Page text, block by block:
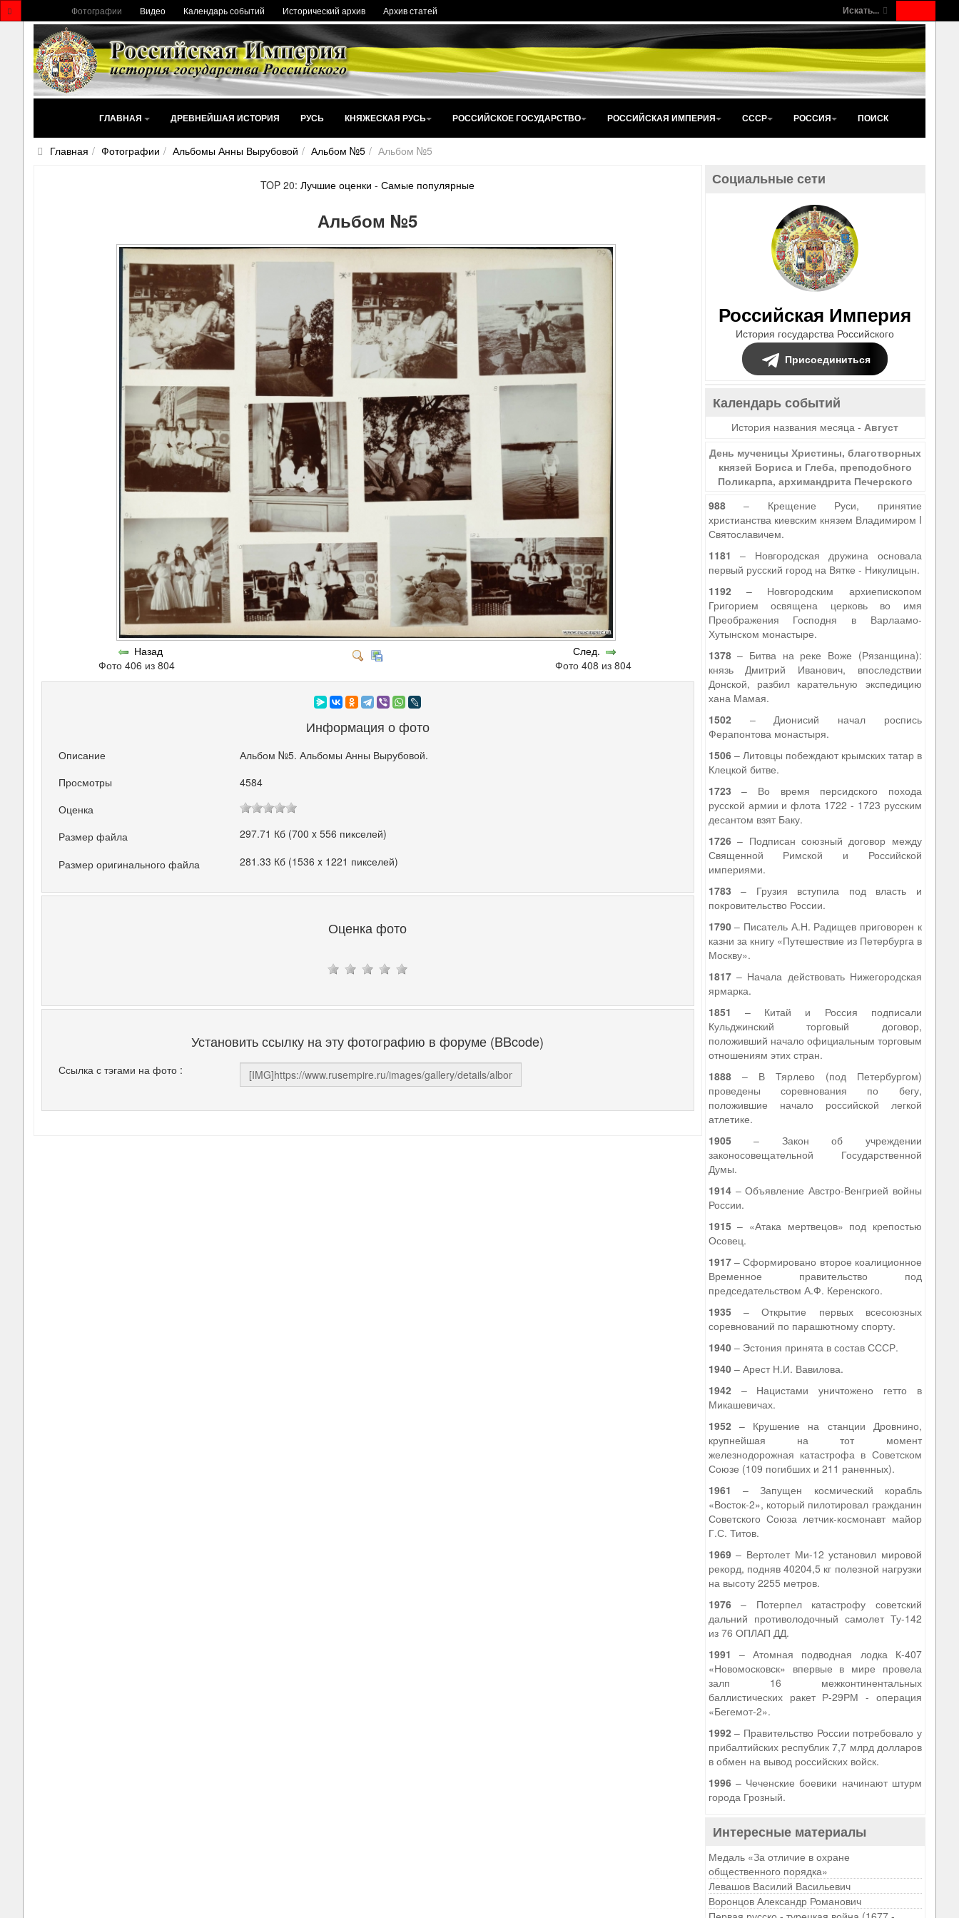
Искать...
Фотографии Видео Календарь событий Исторический архив Архив статей
ГЛАВНАЯ ДРЕВНЕЙШАЯ ИСТОРИЯ РУСЬ КНЯЖЕСКАЯ РУСЬ РОССИЙСКОЕ ГОСУДАРСТВО РОССИЙСКАЯ ИМПЕРИЯ СССР РОССИЯ ПОИСК
Главная Фотографии Альбомы Анны Вырубовой Альбом №5 Альбом №5
TOP 20:Лучшие оценки -Самые популярные
Альбом №5
Назад
Фото 406 из 804
След.
Фото 408 из 804
Информация о фото
Описание
Альбом №5. Альбомы Анны Вырубовой.
Просмотры
4584
Оценка
Размер файла
297.71 Кб (700 x 556 пикселей)
Размер оригинального файла 281.33 Кб (1536 x 1221 пикселей)
Оценка фото
Установить ссылку на эту фотографию в форуме (BBcode)
Ссылка с тэгами на фото :
Социальные сети
Российская Империя
История государства Российского
Присоединиться
Календарь событий
История названия месяца -Август
День мученицы Христины, благотворных
князей Бориса и Глеба, преподобного
Поликарпа, архимандрита Печерского
988– Крещение Руси, принятие
христианства киевским князем Владимиром I
Святославичем.
1181 – Новгородская дружина основала
первый русский город на Вятке - Никулицын.
1192– Новгородским архиепископом
Григорием освящена церковь во имя
Преображения Господня в Варлаамо-
Хутынском монастыре.
1378– Битва на реке Воже (Рязанщина):
князь Дмитрий Иванович, впоследствии
Донской, разбил карательную экспедицию
хана Мамая.
1502– Дионисий начал роспись
Ферапонтова монастыря.
1506– Литовцы побеждают крымских татар в
Клецкой битве.
1723 – Во время персидского похода
русской армии и флота 1722 - 1723 русским
десантом взят Баку.
1726– Подписан союзный договор между
Священной Римской и Российской
империями.
1783 – Грузия вступила под власть и
покровительство России.
1790– Писатель А.Н. Радищев приговорен к
казни за книгу «Путешествие из Петербурга в
Москву».
1817– Начала действовать Нижегородская
ярмарка.
1851 – Китай и Россия подписали
Кульджинский торговый договор,
положивший начало официальным торговым
отношениям этих стран.
1888– В Тярлево (под Петербургом)
проведены соревнования по бегу,
положившие начало российской легкой
атлетике.
1905– Закон об учреждении
законосовещательной Государственной
Думы.
1914– Объявление Австро-Венгрией войны
России.
1915– «Атака мертвецов» под крепостью
Осовец.
1917– Сформировано второе коалиционное
Временное правительство под
председательством А.Ф. Керенского.
1935– Открытие первых всесоюзных
соревнований по парашютному спорту.
1940– Эстония принята в состав СССР.
1940– Арест Н.И. Вавилова.
1942– Нацистами уничтожено гетто в
Микашевичах.
1952– Крушение на станции Дровнино,
крупнейшая на тот момент
железнодорожная катастрофа в Советском
Союзе (109 погибших и 211 раненных).
1961 – Запущен космический корабль
«Восток-2», который пилотировал гражданин
Советского Союза летчик-космонавт майор
Г.С. Титов.
1969– Вертолет Ми-12 установил мировой
рекорд, подняв 40204,5 кг полезной нагрузки
на высоту 2255 метров.
1976– Потерпел катастрофу советский
дальний противолодочный самолет Ту-142
из 76 ОПЛАП ДД.
1991 – Атомная подводная лодка К-407
«Новомосковск» впервые в мире провела
залп 16 межконтинентальных
баллистических ракет Р-29РМ - операция
«Бегемот-2».
1992– Правительство России потребовало у
прибалтийских республик 7,7 млрд долларов
в обмен на вывод российских войск.
1996– Чеченские боевики начинают штурм
города Грозный.
Интересные материалы
Медаль «За отличие в охране
общественного порядка»
Левашов Василий Васильевич
Воронцов Александр Романович